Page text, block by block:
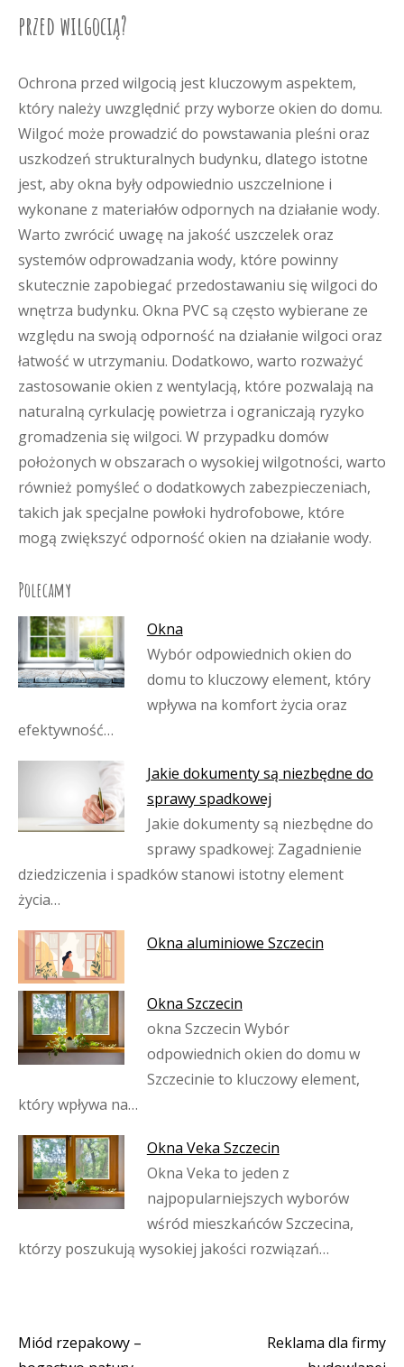
przed wilgocią?
Ochrona przed wilgocią jest kluczowym aspektem,
który należy uwzględnić przy wyborze okien do domu.
Wilgoć może prowadzić do powstawania pleśni oraz
uszkodzeń strukturalnych budynku, dlatego istotne
jest, aby okna były odpowiednio uszczelnione i
wykonane z materiałów odpornych na działanie wody.
Warto zwrócić uwagę na jakość uszczelek oraz
systemów odprowadzania wody, które powinny
skutecznie zapobiegać przedostawaniu się wilgoci do
wnętrza budynku. Okna PVC są często wybierane ze
względu na swoją odporność na działanie wilgoci oraz
łatwość w utrzymaniu. Dodatkowo, warto rozważyć
zastosowanie okien z wentylacją, które pozwalają na
naturalną cyrkulację powietrza i ograniczają ryzyko
gromadzenia się wilgoci. W przypadku domów
położonych w obszarach o wysokiej wilgotności, warto
również pomyśleć o dodatkowych zabezpieczeniach,
takich jak specjalne powłoki hydrofobowe, które
mogą zwiększyć odporność okien na działanie wody.
Polecamy
Okna
Wybór odpowiednich okien do
domu to kluczowy element, który
wpływa na komfort życia oraz
efektywność…
Jakie dokumenty są niezbędne do
sprawy spadkowej
Jakie dokumenty są niezbędne do
sprawy spadkowej: Zagadnienie
dziedziczenia i spadków stanowi istotny element
życia…
Okna aluminiowe Szczecin
Okna Szczecin
okna Szczecin Wybór
odpowiednich okien do domu w
Szczecinie to kluczowy element,
który wpływa na…
Okna Veka Szczecin
Okna Veka to jeden z
najpopularniejszych wyborów
wśród mieszkańców Szczecina,
którzy poszukują wysokiej jakości rozwiązań…
Nawigacja
Miód rzepakowy –
Reklama dla firmy